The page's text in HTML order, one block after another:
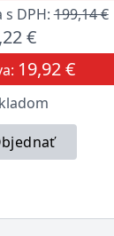
s DPH:199,14 €
€
19,92 €